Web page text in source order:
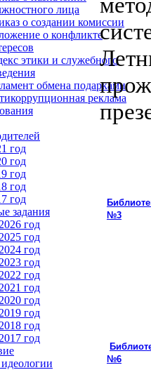
лица
о создании комиссии
о конфликте
этики и служебного
обмена подарками
реклама
год
год
год
год
год
задания
год
год
год
год
год
год
год
год
год
год
№3
№6